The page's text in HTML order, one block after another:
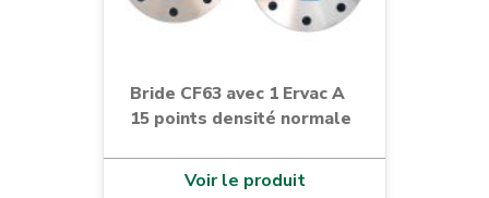
Bride CF63 avec 1 Ervac A
15 points densité normale
Voir le produit